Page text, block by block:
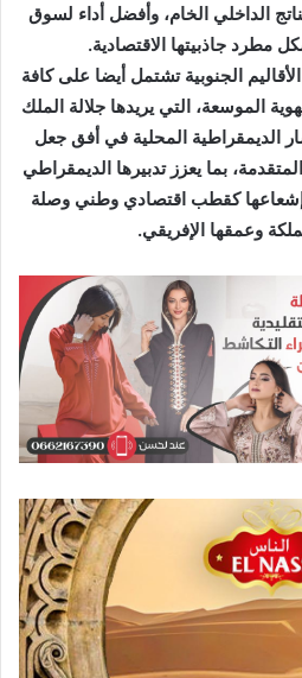
الداخلي الخام، وأفضل أداء لسوق
مطرد جاذبيتها الاقتصادية.
الجنوبية تشتمل أيضا على كافة
الموسعة، التي يريدها جلالة الملك
الديمقراطية المحلية في أفق جعل
بما يعزز تدبيرها الديمقراطي
إشعاعها كقطب اقتصادي وطني وصلة
وعمقها الإفريقي.